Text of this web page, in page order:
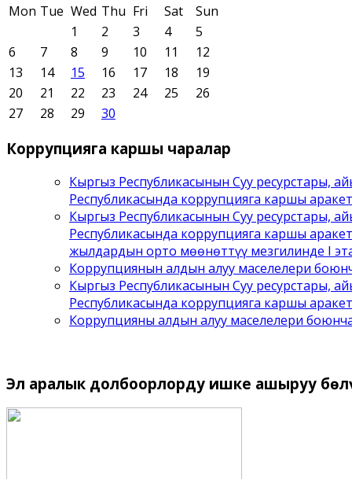
Mon Tue Wed Thu Fri Sat
Sun
1
2 3 4
5
6
7 8 9 10 11
12
13
14 15 16 17 18
19
20
21 22 23 24 25
26
27
28 29 30
Коррупцияга каршы чаралар
Кыргыз Республикасынын Суу ресурстары,
Республикасында коррупцияга каршы
Кыргыз Республикасынын Суу ресурстары,
Республикасында коррупцияга каршы
жылдардын орто мөөнөттүү мезгилинде I
Коррупциянын алдын алуу маселелери
Кыргыз Республикасынын Суу ресурстары,
Республикасында коррупцияга каршы
Коррупцияны алдын алуу маселелери
Эл аралык долбоорлорду ишке ашыруу